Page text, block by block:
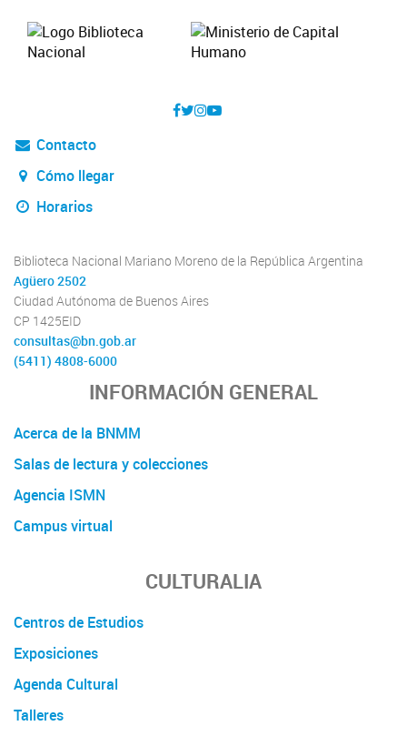
Contacto
Cómo llegar
Horarios
Biblioteca Nacional Mariano Moreno de la República Argentina
Agüero 2502
Ciudad Autónoma de Buenos Aires
CP 1425EID
consultas@bn.gob.ar
(5411) 4808-6000
INFORMACIÓN GENERAL
Acerca de la BNMM
Salas de lectura y colecciones
Agencia ISMN
Campus virtual
CULTURALIA
Centros de Estudios
Exposiciones
Agenda Cultural
Talleres